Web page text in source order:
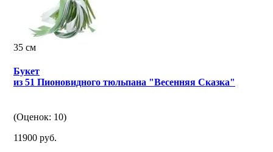
35 см
Букет
из 51 Пионовидного тюльпана "Весенняя Сказка"
(Оценок: 10)
11900 руб.